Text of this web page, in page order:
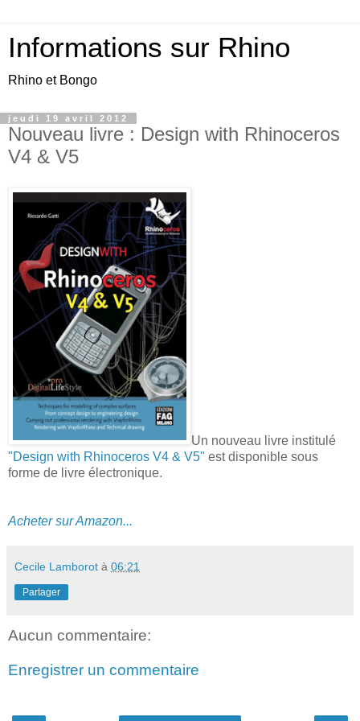
Informations sur Rhino
Rhino et Bongo
jeudi 19 avril 2012
Nouveau livre : Design with Rhinoceros
V4 & V5
Un nouveau livre institulé
"Design with Rhinoceros V4 & V5" est disponible sous
forme de livre électronique.
Acheter sur Amazon...
Cecile Lamborot à 06:21
Partager
Aucun commentaire:
Enregistrer un commentaire